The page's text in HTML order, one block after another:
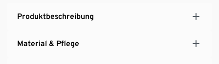
Produktbeschreibung
Material & Pflege